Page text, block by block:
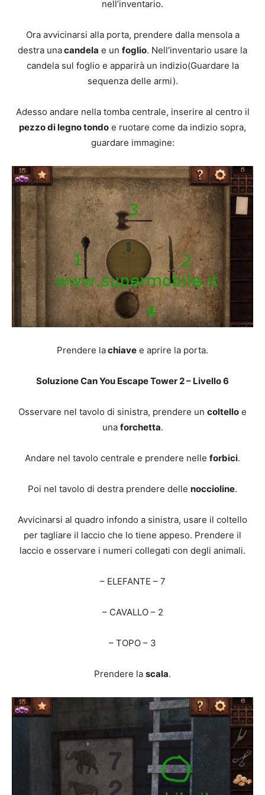
nell’inventario.
Ora avvicinarsi alla porta, prendere dalla mensola a
destra unacandela e un foglio. Nell’inventario usare la
candela sul foglio e apparirà un indizio(Guardare la
sequenza delle armi).
Adesso andare nella tomba centrale, inserire al centro il
pezzo di legno tondo e ruotare come da indizio sopra,
guardare immagine:
Prendere lachiave e aprire la porta.
Soluzione Can You Escape Tower 2 – Livello 6
Osservare nel tavolo di sinistra, prendere un coltello e
una forchetta.
Andare nel tavolo centrale e prendere nelle forbici.
Poi nel tavolo di destra prendere delle noccioline.
Avvicinarsi al quadro infondo a sinistra, usare il coltello
per tagliare il laccio che lo tiene appeso. Prendere il
laccio e osservare i numeri collegati con degli animali.
– ELEFANTE – 7
– CAVALLO – 2
– TOPO – 3
Prendere la scala.